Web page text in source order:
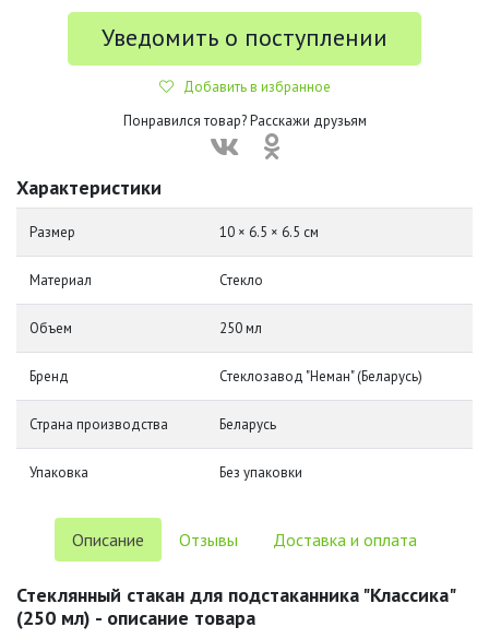
Уведомить о поступлении
Добавить в избранное
Понравился товар? Расскажи друзьям
Характеристики
Размер 10 × 6.5 × 6.5 см
Материал Стекло
Объем 250 мл
Бренд Стеклозавод "Неман" (Беларусь)
Страна производства Беларусь
Упаковка Без упаковки
Описание Отзывы Доставка и оплата
Стеклянный стакан для подстаканника "Классика"
(250 мл) - описание товара